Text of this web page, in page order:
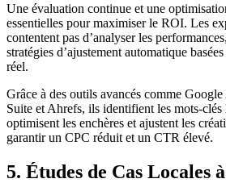
Une évaluation continue et une
essentielles pour maximiser le ROI. Les
contentent pas d’analyser les
stratégies d’ajustement automatique
réel.
Grâce à des outils avancés comme
Suite et Ahrefs, ils identifient les mots-clés
optimisent les enchères et ajustent les
garantir un CPC réduit et un CTR élevé.
5. Études de Cas Locales